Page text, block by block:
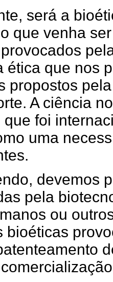
será a
que venha
ética que nos
propostos
A ciência
que foi
uma
devemos
pela
ou
bioéticas